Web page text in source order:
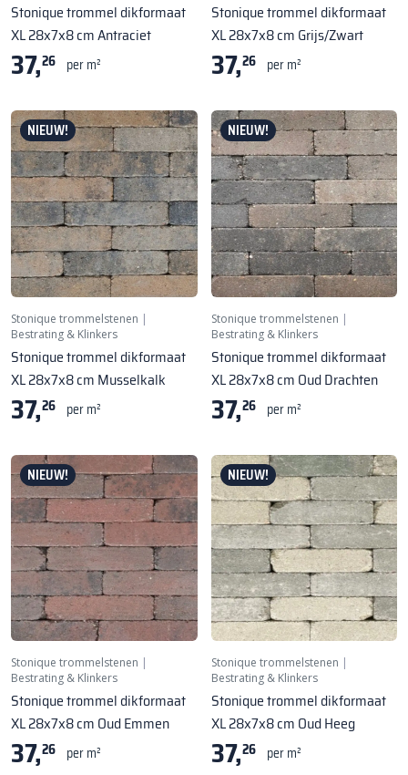
Stonique trommel dikformaat
XL 28x7x8 cm Antraciet
37,26 per m²
Stonique trommel dikformaat
XL 28x7x8 cm Grijs/Zwart
37,26 per m²
NIEUW!
Stonique trommelstenen |
Bestrating & Klinkers
Stonique trommel dikformaat
XL 28x7x8 cm Musselkalk
37,26 per m²
NIEUW!
Stonique trommelstenen |
Bestrating & Klinkers
Stonique trommel dikformaat
XL 28x7x8 cm Oud Drachten
37,26 per m²
NIEUW!
Stonique trommelstenen
Bestrating & Klinkers
Stonique trommel dikformaat
XL 28x7x8 cm Oud Emmen
37,26 per m²
NIEUW!
Stonique trommelstenen
Bestrating & Klinkers
Stonique trommel dikformaat
XL 28x7x8 cm Oud Heeg
37,26 per m²